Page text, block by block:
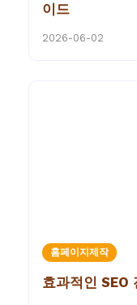
이드
2026-06-02
홈페이지제작
효과적인 SEO